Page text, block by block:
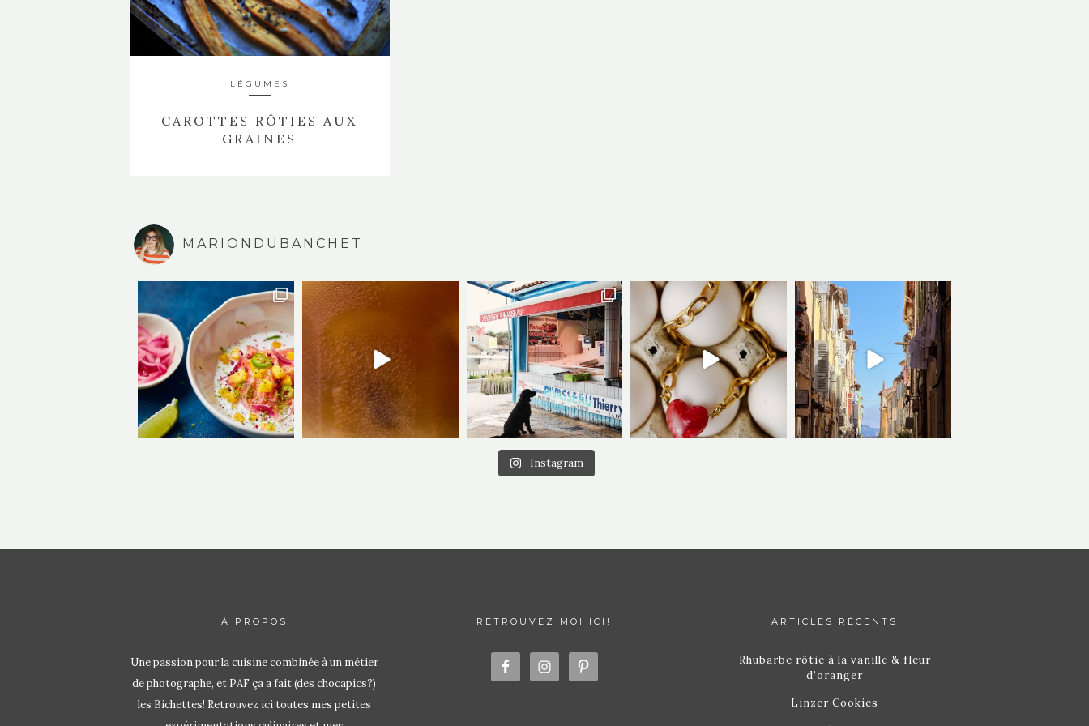
LÉGUMES
CAROTTES RÔTIES AUX
GRAINES
MARIONDUBANCHET
Instagram
À PROPOS
Une passion pour la cuisine combinée à un métier
de photographe, et PAF ça a fait (des chocapics?)
les Bichettes! Retrouvez ici toutes mes petites
RETROUVEZ MOI ICI! ARTICLES RÉCENTS
Rhubarbe rôtie à la vanille & fleur
d’oranger
Linzer Cookies